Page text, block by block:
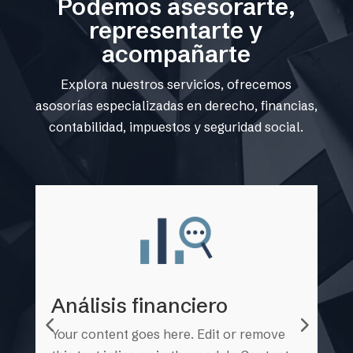
Podemos asesorarte,
representarte y
acompañarte
Explora nuestros servicios, ofrecemos
asosorías especializadas en derecho, financias,
contabilidad, impuestos y seguridad social.
financiero
content goes here. Edit or remove
Your